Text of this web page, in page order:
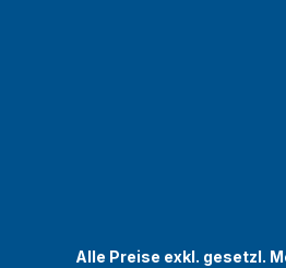
Alle Preise exkl. gesetzl.